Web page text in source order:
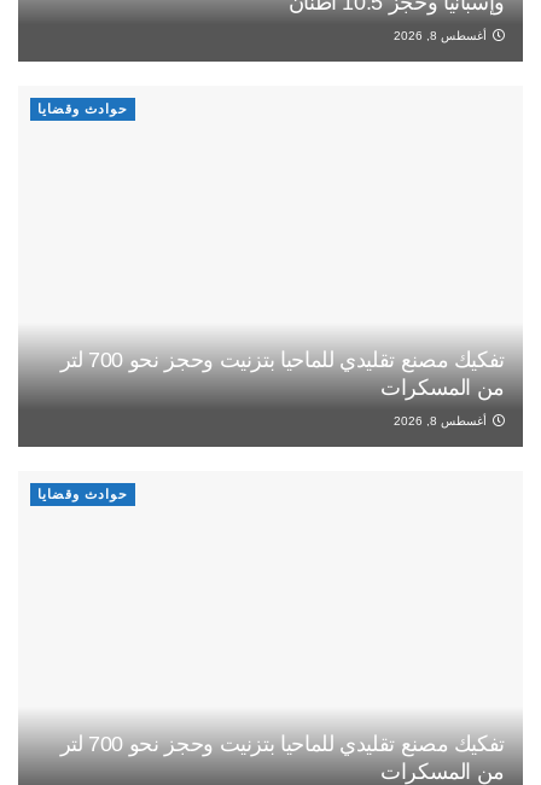
أغسطس 8, 2026
حوادث وقضايا
تفكيك مصنع تقليدي للماحيا بتزنيت وحجز نحو 700 لتر
من المسكرات
أغسطس 8, 2026
حوادث وقضايا
تفكيك مصنع تقليدي للماحيا بتزنيت وحجز نحو 700 لتر
من المسكرات